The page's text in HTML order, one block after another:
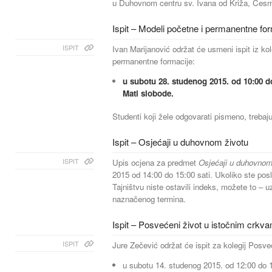
u Duhovnom centru sv. Ivana od Križa,
Ispit – Modeli početne i permanentne
ISPIT
Ivan Marijanović održat će usmeni ispit iz
permanentne formacije:
u subotu 28. studenog 2015. od 10:00
Mati slobode.
Studenti koji žele odgovarati pismeno,
Ispit – Osjećaji u duhovnom životu
ISPIT Upis ocjena za predmet Osjećaji u
2015 od 14:00 do 15:00 sati. Ukoliko ste
Tajništvu niste ostavili indeks, možete to –
naznačenog termina.
Ispit – Posvećeni život u istočnim
ISPIT
Jure Zečević održat će ispit za kolegij
u subotu 14. studenog 2015. od 12:00 do